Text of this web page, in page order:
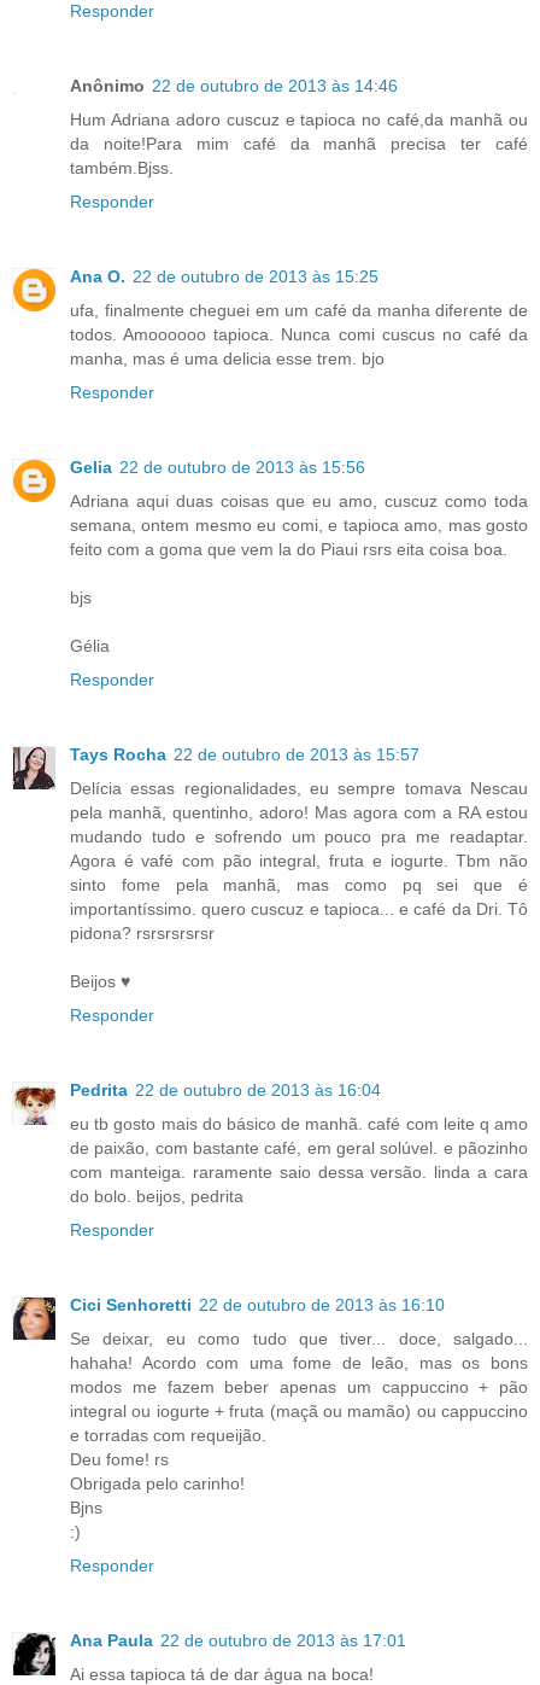
Responder
Anônimo 22 de outubro de 2013 às 14:46
Hum Adriana adoro cuscuz e tapioca no café,da manhã ou
da noite!Para mim café da manhã precisa ter café
também.Bjss.
Responder
Ana O. 22 de outubro de 2013 às 15:25
ufa, finalmente cheguei em um café da manha diferente de
todos. Amoooooo tapioca. Nunca comi cuscus no café da
manha, mas é uma delicia esse trem. bjo
Responder
Gelia 22 de outubro de 2013 às 15:56
Adriana aqui duas coisas que eu amo, cuscuz como toda
semana, ontem mesmo eu comi, e tapioca amo, mas gosto
feito com a goma que vem la do Piaui rsrs eita coisa boa.
bjs
Gélia
Responder
Tays Rocha 22 de outubro de 2013 às 15:57
Delícia essas regionalidades, eu sempre tomava Nescau
pela manhã, quentinho, adoro! Mas agora com a RA estou
mudando tudo e sofrendo um pouco pra me readaptar.
Agora é vafé com pão integral, fruta e iogurte. Tbm não
sinto fome pela manhã, mas como pq sei que é
importantíssimo. quero cuscuz e tapioca... e café da Dri. Tô
pidona? rsrsrsrsrsr
Beijos ♥
Responder
Pedrita 22 de outubro de 2013 às 16:04
eu tb gosto mais do básico de manhã. café com leite q amo
de paixão, com bastante café, em geral solúvel. e pãozinho
com manteiga. raramente saio dessa versão. linda a cara
do bolo. beijos, pedrita
Responder
Cici Senhoretti 22 de outubro de 2013 às 16:10
Se deixar, eu como tudo que tiver... doce, salgado...
hahaha! Acordo com uma fome de leão, mas os bons
modos me fazem beber apenas um cappuccino + pão
integral ou iogurte + fruta (maçã ou mamão) ou cappuccino
e torradas com requeijão.
Deu fome! rs
Obrigada pelo carinho!
Bjns
:)
Responder
Ana Paula 22 de outubro de 2013 às 17:01
Ai essa tapioca tá de dar água na boca!